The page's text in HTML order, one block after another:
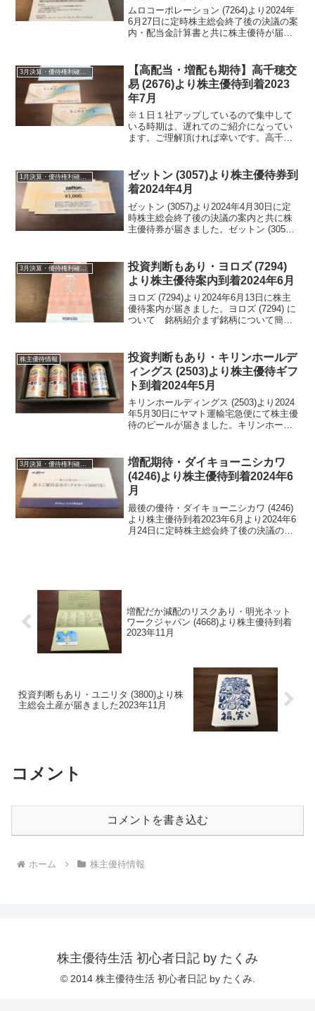
ムロコーポレーション (7264)より2024年
6月27日に定時株主総会終了後の決議の案
内・配当金計算書と共に株主優待が届き
わらず安定配当です。ムロコーポレーシ
ョン ...
3月決算・優待権利確定銘柄
【高配当・増配も期待】高千穂交
易 (2676)より株主優待到着2023
年7月
※１日１社アップしているので集中して
いる時期は、遅れてのご紹介になってい
ます。ご理解頂ければ幸いです。高千穂
と共に株主優待が届きました。※株主総
会を6月末...
1月決算・優待権利確定銘柄
ゼットン (3057)より株主優待券到
着2024年4月
ゼットン (3057)より2024年4月30日に定
時株主総会終了後の決議の案内と共に株
主優待券が届きました。ゼットン (3057)
は、ハワイ飲食店『アロハテーブ...
投資判断もあり・ヨロズ (7294)
より株主優待案内到着2024年6月
ヨロズ (7294)より2024年6月13日に株主
優待案内が届きました。ヨロズ (7294) に
ついて 銘柄紹介まず銘柄について簡単
ペンションは、最大手クラス...
株主優待情報
投資判断もあり・キリンホールデ
ィングス (2503)より株主優待ギフ
ト到着2024年5月
キリンホールディングス (2503)より2024
年5月30日にヤマト運輸宅急便にて株主優
待のビールが届きました。キリンホール
す。キリンホールディングス (250...
3月決算・優待権利確定銘柄
増配期待・ダイキョーニシカワ
(4246)より株主優待到着2024年6
月
最後の優待・ダイキョーニシカワ (4246)
より株主優待到着2023年6月より2024年6
月24日に定時株主総会終了後の決議の案
増配だか減配のリスクあり・明光ネット
ワークジャパン (4668)より株主優待到着
2023年11月
投資判断もあり・ユニリタ (3800)より株
主総会土産が届きました2023年11月
コメント
コメントを書き込む
ホーム 株主優待情報
株主優待生活 初心者日記 by たくみ
© 2014 株主優待生活 初心者日記 by たくみ.